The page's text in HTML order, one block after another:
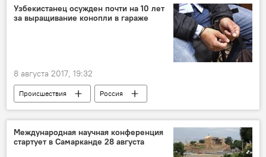
Узбекистанец осужден почти на 10 лет
за выращивание конопли в гараже
8 августа 2017, 19:32
Происшествия
Россия
Гражданин Узбекистана
суд
наркоторговец
конопля
Международная научная конференция
стартует в Самарканде 28 августа